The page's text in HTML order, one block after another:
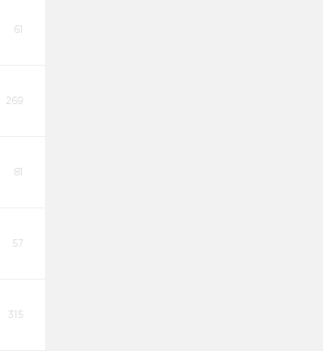
61
269
81
57
315